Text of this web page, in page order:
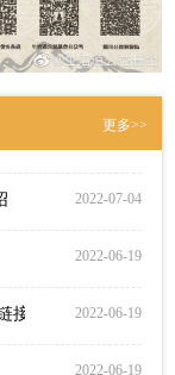
更多>>
传营 2023-05-31
暑期公益宣传营
2022-07-06
2022-07-06